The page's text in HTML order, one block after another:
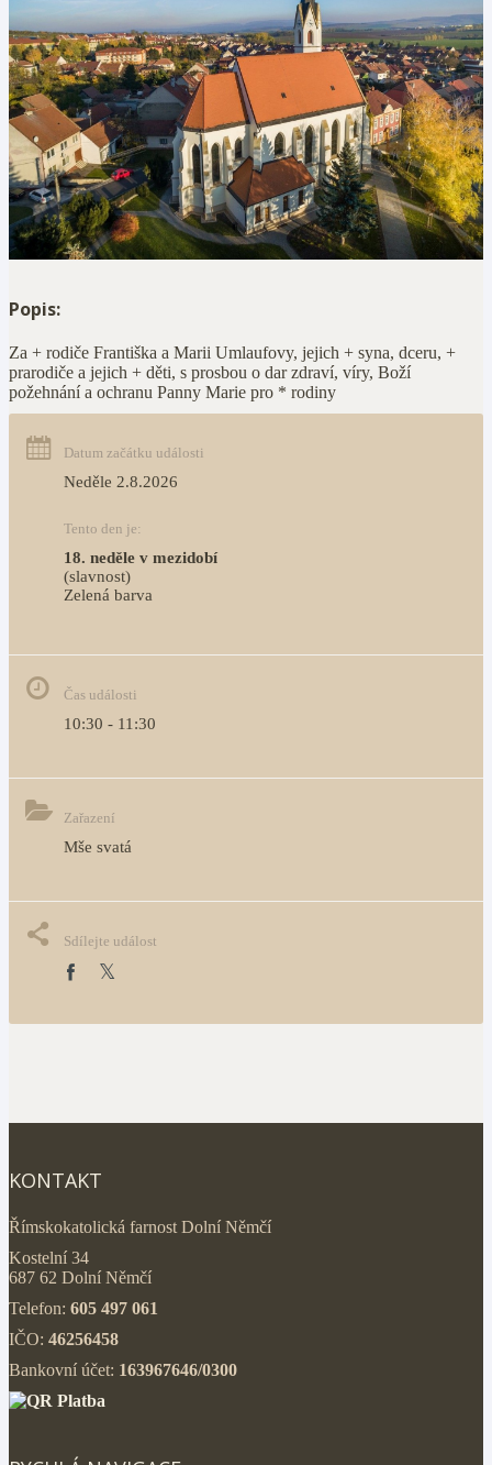
Popis:
Za + rodiče Františka a Marii Umlaufovy, jejich + syna, dceru, +
prarodiče a jejich + děti, s prosbou o dar zdraví, víry, Boží
požehnání a ochranu Panny Marie pro * rodiny
Datum začátku události
Neděle 2.8.2026
Tento den je:
18. neděle v mezidobí
(slavnost)
Zelená barva
Čas události
10:30 - 11:30
Zařazení
Mše svatá
Sdílejte událost
KONTAKT
Římskokatolická farnost Dolní Němčí
Kostelní 34
687 62 Dolní Němčí
Telefon: 605 497 061
IČO: 46256458
Bankovní účet: 163967646/0300